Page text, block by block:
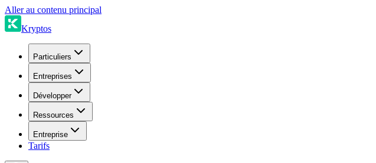
Aller au contenu principal
Kryptos
Particuliers
Entreprises
Développer
Ressources
Entreprise
Tarifs